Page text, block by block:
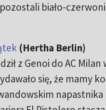
biało-
(Hertha Berlin)
z Genoi do AC Milan
się, że mamy
napastnika